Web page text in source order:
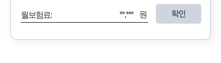
월보험료: **,*** 원 확인